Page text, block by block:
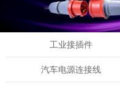
工业接插件
汽车电源连接线